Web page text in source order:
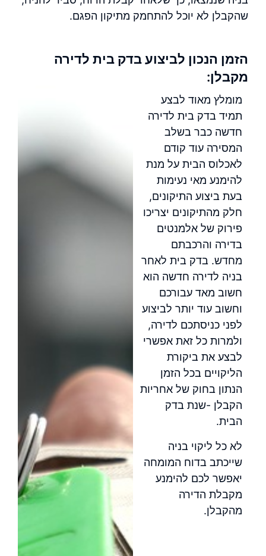
שהקבלן לא יוכל להתחמק מתיקון הפגם.
הזמן הנכון לביצוע בדק בית לדירה
מקבלן:
מומלץ מאוד לבצע
תמיד בדק בית לדירה
חדשה כבר בשלב
המסירה עוד קודם
לאכלוס הבית על מנת
להימנע מאי נעימות
בעת ביצוע התיקונים,
חלק מהתיקונים יצריכו
פירוק של אלמנטים
בדירה והרכבתם
מחדש. בדק בית לאחר
בניה לדירה חדשה הוא
חשוב מאד עבורכם
וחשוב עוד יותר לביצוע
לפני כניסתכם לדירה,
ולמרות כל זאת אפשרי
לבצע את ביקורת
הליקויים בכל הזמן
הנתון בחוק של אחריות
הקבלן -שנתבדק
הבית.
לא כל ליקוי בניה
שייכתב בדוח המומחה
יאפשר לכם להימנע
מקבלת הדירה
מהקבלן.